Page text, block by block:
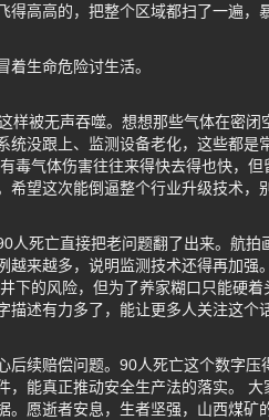
高高的，把整个区域都扫了一遍，
生命危险讨生活。
被无声吞噬。想想那些气体在密闭
没跟上、监测设备老化，这些都是
气体伤害往往来得快去得也快，但
望这次能倒逼整个行业升级技术，
人死亡直接把老问题翻了出来。航拍
来越多，说明监测技术还得再加强
下的风险，但为了养家糊口只能硬着
述有力多了，能让更多人关注这个
续赔偿问题。90人死亡这个数字压
能真正推动安全生产法的落实。
愿逝者安息，生者坚强，山西煤矿